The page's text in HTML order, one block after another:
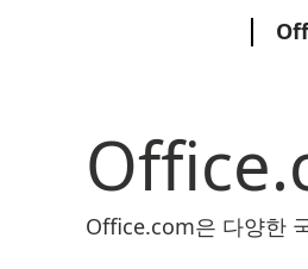
Office.com은 다양한